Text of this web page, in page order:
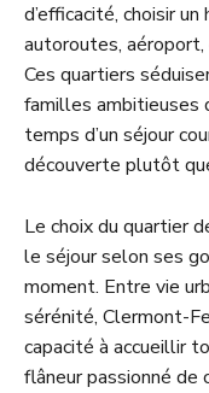
d’efficacité, choisir
autoroutes,
Ces quartiers
familles ambitieuses
temps d’un séjour
découverte plutôt
Le choix du quartier
le séjour selon ses
moment. Entre vie
sérénité, Clermont-
capacité à accueillir
flâneur passionné de